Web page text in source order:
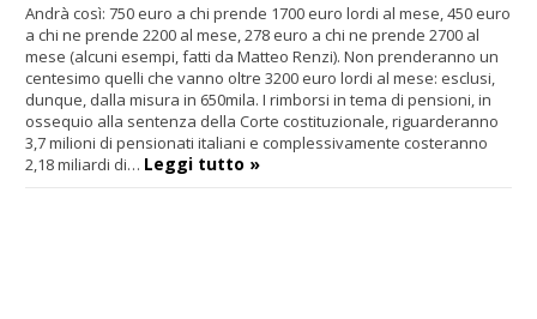
Andrà così: 750 euro a chi prende 1700 euro lordi al mese, 450 euro
a chi ne prende 2200 al mese, 278 euro a chi ne prende 2700 al
mese (alcuni esempi, fatti da Matteo Renzi). Non prenderanno un
centesimo quelli che vanno oltre 3200 euro lordi al mese: esclusi,
dunque, dalla misura in 650mila. I rimborsi in tema di pensioni, in
ossequio alla sentenza della Corte costituzionale, riguarderanno
3,7 milioni di pensionati italiani e complessivamente costeranno
2,18 miliardi di… Leggi tutto »